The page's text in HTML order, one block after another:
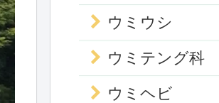
ウミウシ
ウミテング科
ウミヘビ